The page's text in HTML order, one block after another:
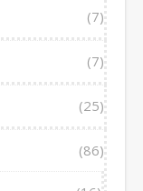
(7)
(7)
(25)
(86)